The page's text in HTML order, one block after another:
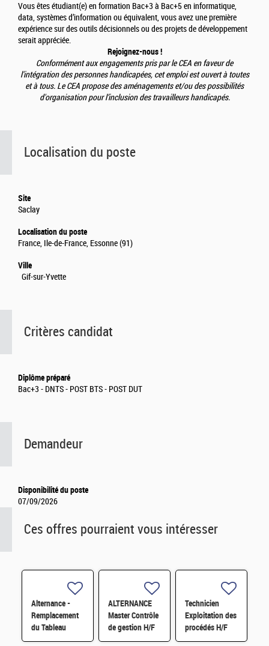
Vous êtes étudiant(e) en formation Bac+3 à Bac+5 en informatique,
data, systèmes d’information ou équivalent, vous avez une première
expérience sur des outils décisionnels ou des projets de développement
serait appréciée.
Rejoignez-nous !
Conformément aux engagements pris par le CEA en faveur de
l'intégration des personnes handicapées, cet emploi est ouvert à toutes
et à tous. Le CEA propose des aménagements et/ou des possibilités
d'organisation pour l’inclusion des travailleurs handicapés.
Localisation du poste
Site
Saclay
Localisation du poste
France, Ile-de-France, Essonne (91)
Ville
Gif-sur-Yvette
Critères candidat
Diplôme préparé
Bac+3 - DNTS - POST BTS - POST DUT
Demandeur
Disponibilité du poste
07/09/2026
Ces offres pourraient vous intéresser
Alternance -
Remplacement
du Tableau
Général Basse
ALTERNANCE
Master Contrôle
de gestion H/F
Technicien
Exploitation des
procédés H/F